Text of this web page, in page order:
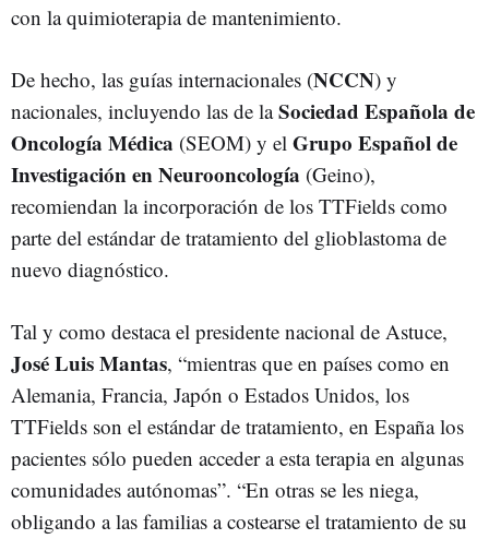
con la quimioterapia de mantenimiento.
De hecho, las guías internacionales (NCCN) y
nacionales, incluyendo las de laSociedad Española de
Oncología Médica (SEOM) y el Grupo Español de
Investigación en Neurooncología (Geino),
recomiendan la incorporación de los TTFields como
parte del estándar de tratamiento del glioblastoma de
nuevo diagnóstico.
Tal y como destaca el presidente nacional de Astuce,
José Luis Mantas, “mientras que en países como en
Alemania, Francia, Japón o Estados Unidos, los
TTFields son el estándar de tratamiento, en España los
pacientes sólo pueden acceder a esta terapia en algunas
comunidades autónomas”. “En otras se les niega,
obligando a las familias a costearse el tratamiento de su